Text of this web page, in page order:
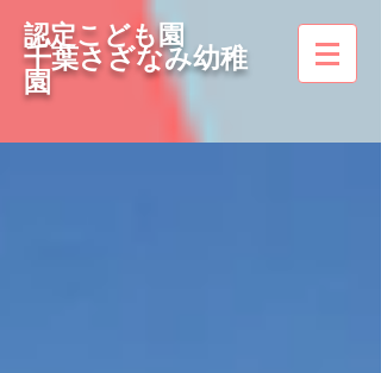
認定こども園
千葉さざなみ幼稚
園